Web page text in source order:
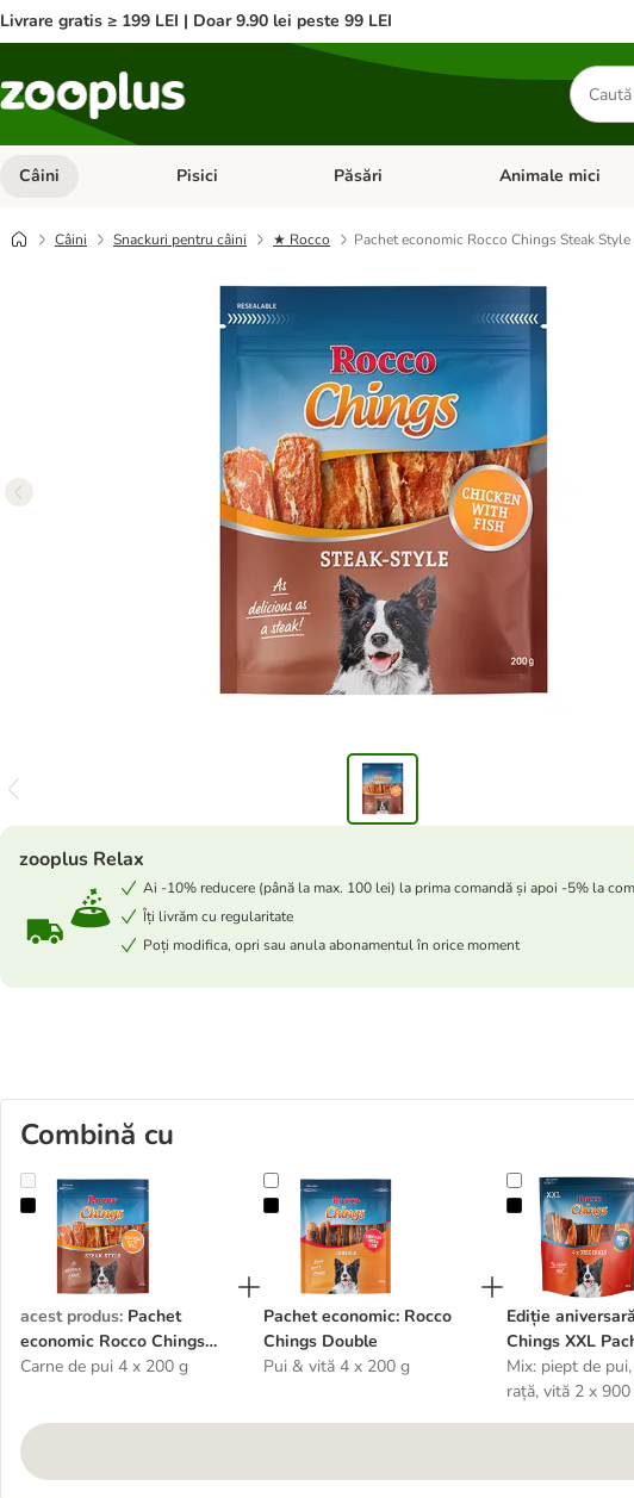
Livrare gratis ≥ 199 LEI | Doar 9.90 lei peste 99 LEI
Căutare
produse
Câini Deschideți meniul cu categorii: Câini
Pisici Deschideți meniul cu categorii: Pisici
Păsări Deschideți meniul
Animale mici
Câini Snackuri pentru câini ★ Rocco
Pachet economic Rocco Chings Steak Style
zooplus Relax
Ai -10% reducere (până la max. 100 lei) la prima comandă și apoi -5% la
Îți livrăm cu regularitate
Poți modifica, opri sau anula abonamentul în orice moment
Combină cu
Pachet economic Rocco Chings Steak Style
acest produs: Pachet
economic Rocco Chings
Steak Style
Carne de pui 4 x 200 g
Pachet economic: Rocco Chings Double
Pachet economic: Rocco
Chings Double
Pui & vită 4 x 200 g
Ediție
Ediție
Chings XXL
Mix: piept de
rață, vită 2 x 900